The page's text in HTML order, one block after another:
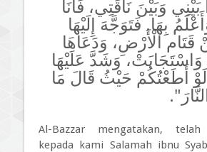
بَيْنِي وَبَيْنَ نَاقَتِي، فَأَنَا
بِهَا. فَتَوَجَّهَ إِلَيْهَا
قَتَام الْأَرْضِ، وَدَعَاهَا
وَشَدَّ عَلَيْهَا
لَوْ أَطَعْتُكُمْ حَيْثُ قَالَ مَا
Al-Bazzar mengatakan, telah
kepada kami Salamah ibnu